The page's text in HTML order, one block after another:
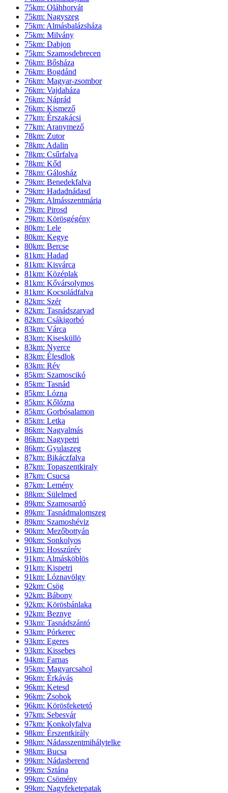
75km: Oláhhorvát
75km: Nagyszeg
75km: Almásbalázsháza
75km: Milvány
75km: Dabjon
75km: Szamosdebrecen
76km: Bősháza
76km: Bogdánd
76km: Magyar-zsombor
76km: Vajdaháza
76km: Náprád
76km: Kismező
77km: Érszakácsi
77km: Aranymező
78km: Zutor
78km: Adalin
78km: Csűrfalva
78km: Kőd
78km: Gálosház
79km: Benedekfalva
79km: Hadadnádasd
79km: Almásszentmária
79km: Pirosd
79km: Körösgégény
80km: Lele
80km: Kegye
80km: Bercse
81km: Hadad
81km: Kisvárca
81km: Középlak
81km: Kővársolymos
81km: Kocsoládfalva
82km: Szér
82km: Tasnádszarvad
82km: Csákigorbó
83km: Várca
83km: Kisesküllö
83km: Nyerce
83km: Élesdlok
83km: Rév
85km: Szamoscikó
85km: Tasnád
85km: Lózna
85km: Kőlózna
85km: Gorbósalamon
85km: Letka
86km: Nagyalmás
86km: Nagypetri
86km: Gyulaszeg
87km: Bikáczfalva
87km: Topaszentkiraly
87km: Csucsa
87km: Lemény
88km: Sülelmed
89km: Szamosardó
89km: Tasnádmalomszeg
89km: Szamoshéviz
90km: Mezőbottyán
90km: Sonkolyos
91km: Hosszúrév
91km: Almásköblös
91km: Kispetri
91km: Lóznavölgy
92km: Csög
92km: Bábony
92km: Körösbánlaka
92km: Beznye
93km: Tasnádszántó
93km: Pórkerec
93km: Egeres
93km: Kissebes
94km: Farnas
95km: Magyarcsahol
96km: Érkávás
96km: Ketesd
96km: Zsobok
96km: Körösfeketetó
97km: Sebesvár
97km: Konkolyfalva
98km: Érszentkirály
98km: Nádasszentmihálytelke
98km: Bucsa
99km: Nádasberend
99km: Sztána
99km: Csömény
99km: Nagyfeketepatak